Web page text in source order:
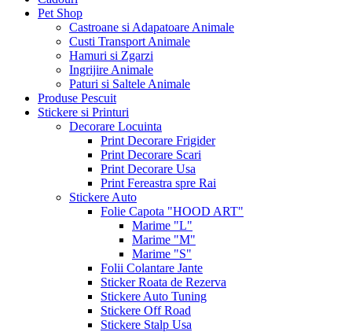
Pet Shop
Castroane si Adapatoare Animale
Custi Transport Animale
Hamuri si Zgarzi
Ingrijire Animale
Paturi si Saltele Animale
Produse Pescuit
Stickere si Printuri
Decorare Locuinta
Print Decorare Frigider
Print Decorare Scari
Print Decorare Usa
Print Fereastra spre Rai
Stickere Auto
Folie Capota "HOOD ART"
Marime "L"
Marime "M"
Marime "S"
Folii Colantare Jante
Sticker Roata de Rezerva
Stickere Auto Tuning
Stickere Off Road
Stickere Stalp Usa